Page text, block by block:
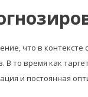
что в
то время как
и постоянная